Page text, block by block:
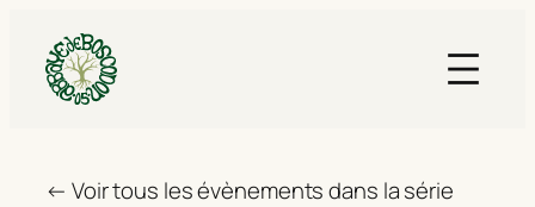
← Voir tous les évènements dans la série